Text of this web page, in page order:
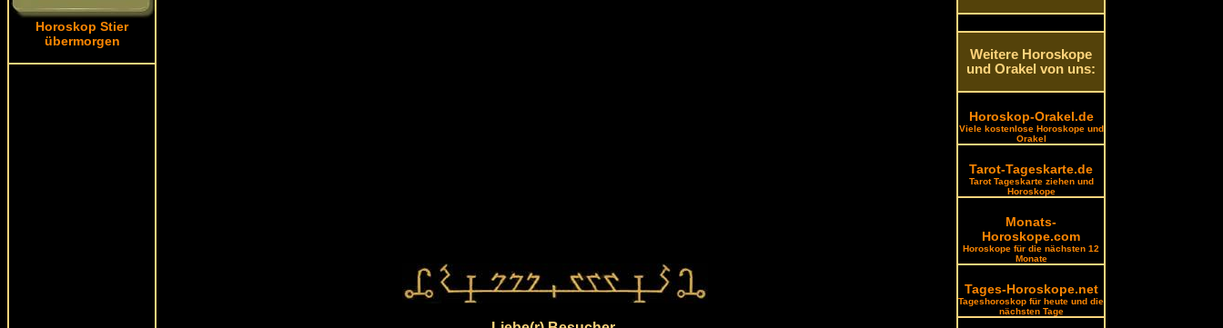
Horoskop Stier
übermorgen
Weitere Horoskope
und Orakel von uns:
Horoskop-Orakel.de
Viele kostenlose Horoskope und
Orakel
Tarot-Tageskarte.de
Tarot Tageskarte ziehen und
Horoskope
Monats-
Horoskope.com
Horoskope für die nächsten 12
Monate
Tages-Horoskope.net
Tageshoroskop für heute und die
nächsten Tage